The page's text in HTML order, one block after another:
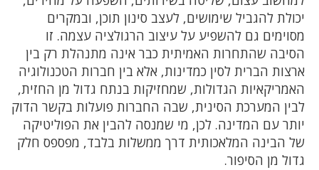
יכולת להגביל שימושים, לעצב סינון תוכן, ובמקרים
מסוימים גם להשפיע על עיצוב הרגולציה עצמה. זו
הסיבה שהתחרות האמיתית כבר אינה מתנהלת רק בין
ארצות הברית לסין כמדינות, אלא בין חברות הטכנולוגיה
האמריקאיות הגדולות, שמחזיקות בנתח גדול מן החזית,
לבין המערכת הסינית, שבה החברות פועלות בקשר הדוק
יותר עם המדינה. לכן, מי שמנסה להבין את הפוליטיקה
של הבינה המלאכותית דרך ממשלות בלבד, מפספס חלק
גדול מן הסיפור.